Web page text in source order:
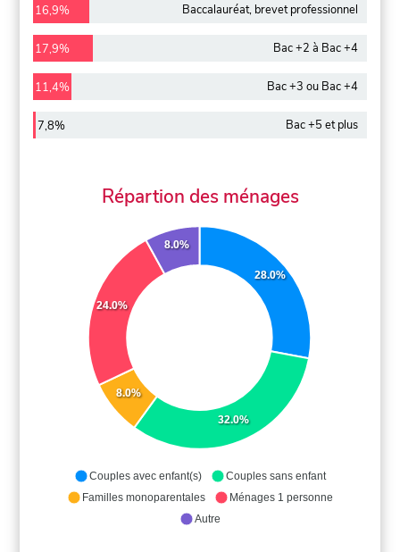
16,9% Baccalauréat, brevet professionnel
17,9% Bac +2 à Bac +4
11,4% Bac +3 ou Bac +4
7,8% Bac +5 et plus
Répartion des ménages
28.0%
32.0%
8.0%
24.0%
8.0%
Couples avec enfant(s)
Couples sans enfant
Familles monoparentales
Ménages 1 personne
Autre